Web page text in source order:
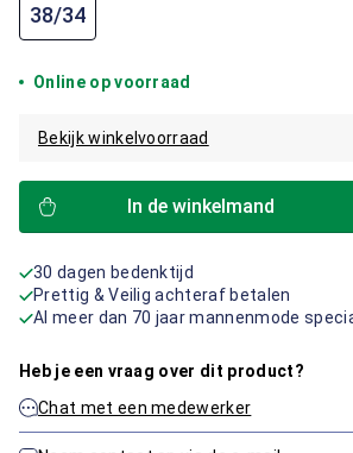
38/34
Online op voorraad
Bekijk winkelvoorraad
In de winkelmand
30 dagen bedenktijd
Prettig & Veilig achteraf betalen
Al meer dan 70 jaar mannenmode
Heb je een vraag over dit product?
Chat met een medewerker